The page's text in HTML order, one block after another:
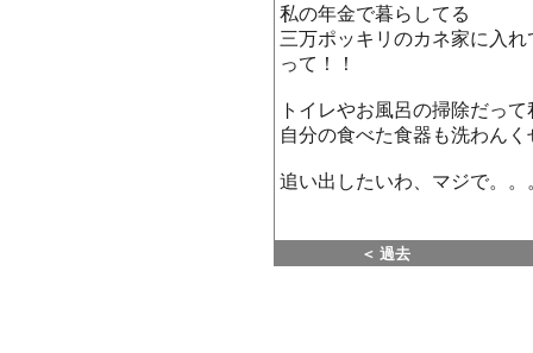
私の年金で暮らしてる
三万ポッキリのカネ家に入
って！！
トイレやお風呂の掃除だっ
自分の食べた食器も洗わん
追い出したいわ、マジで。。
＜ 過去